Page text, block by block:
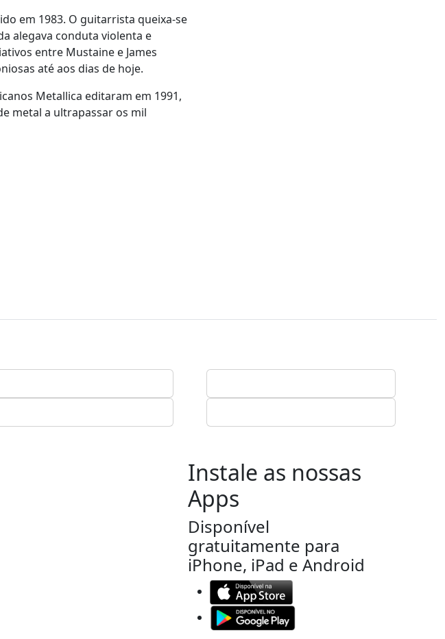
em 1983. O guitarrista queixa-se
alegava conduta violenta e
entre Mustaine e James
até aos dias de hoje.
Metallica editaram em 1991,
metal a ultrapassar os mil
Instale as nossas
Apps
Disponível
gratuitamente para
iPhone, iPad e Android